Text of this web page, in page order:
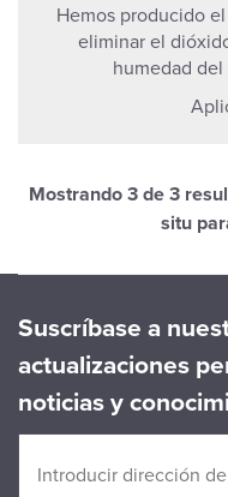
Hemos producido
eliminar el
humedad
Mostrando 3 de 3
situ
Suscríbase a
actualizaciones
noticias y